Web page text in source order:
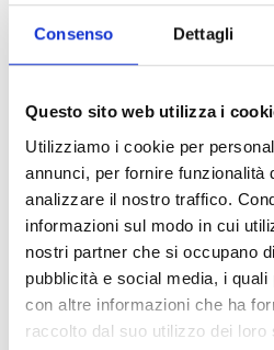
Consenso Dettagli
Questo sito web utilizza i
Utilizziamo i cookie per
annunci, per fornire funzionalità
analizzare il nostro traffico.
informazioni sul modo in cui
nostri partner che si occupano
pubblicità e social media, i
con altre informazioni che ha
raccolto dal suo utilizzo dei loro
Link e Documenti
Pagina web per formulari e
Si consiglia di consultare
ufficiale del bando per gli
informazioni addizionali.
Consigli degli esperti
Lespese ammissibilisono
possiamo imputare nel